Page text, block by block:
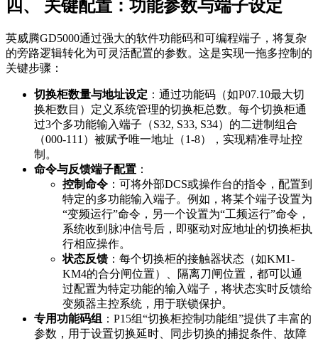
四、 关键配置：功能参数与端子设定
英威腾GD5000通过强大的软件功能码和可编程端子，将复杂
的旁路逻辑转化为可灵活配置的参数。这是实现一拖多控制的
关键步骤：
切换柜数量与地址设定 ：通过功能码（如P07.10最大切
换柜数目）定义系统管理的切换柜总数。每个切换柜通
过3个多功能输入端子（S32, S33, S34）的二进制组合
（000-111）被赋予唯一地址（1-8），实现精准寻址控
制。
命令与反馈端子配置 ：
控制命令 ：可将外部DCS或操作台的指令，配置到
特定的多功能输入端子。例如，将某个端子设置为
“变频运行”命令，另一个设置为“工频运行”命令，
系统收到脉冲信号后，即驱动对应地址的切换柜执
行相应操作。
状态反馈 ：每个切换柜的接触器状态（如KM1-
KM4的合分闸位置）、隔离刀闸位置，都可以通
过配置为特定功能的输入端子，将状态实时反馈给
变频器主控系统，用于联锁保护。
专用功能码组 ：P15组“切换柜控制功能组”提供了丰富的
参数，用于设置切换延时、同步切换的捕捉条件、故障